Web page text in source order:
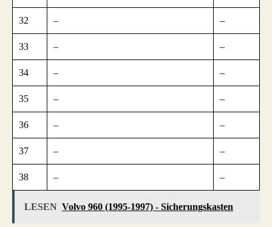
32 – –
33 – –
34 – –
35 – –
36 – –
37 – –
38 – –
LESEN Volvo 960 (1995-1997) - Sicherungskasten